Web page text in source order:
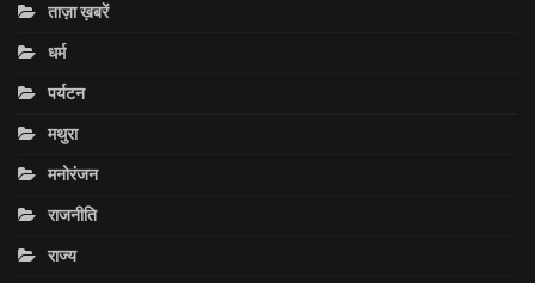
ताज़ा ख़बरें
धर्म
पर्यटन
मथुरा
मनोरंजन
राजनीति
राज्य